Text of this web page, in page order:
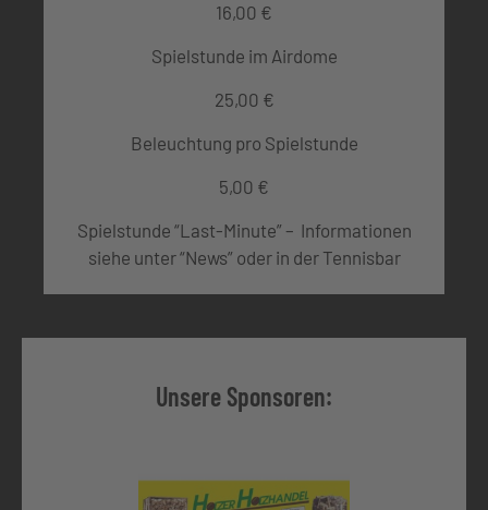
16,00 €
Spielstunde im Airdome
25,00 €
Beleuchtung pro Spielstunde
5,00 €
Spielstunde “Last-Minute” – Informationen
siehe unter “News” oder in der Tennisbar
Unsere Sponsoren: